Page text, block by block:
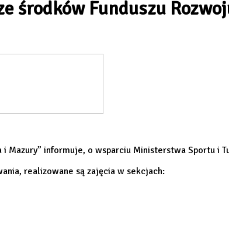
środków Funduszu
Mazury” informuje, o wsparciu Ministerstwa Sportu i
realizowane są zajęcia w sekcjach: